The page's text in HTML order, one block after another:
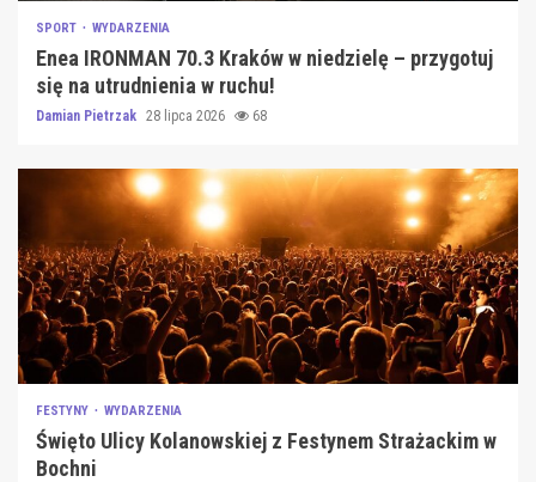
SPORT WYDARZENIA
Enea IRONMAN 70.3 Kraków w niedzielę – przygotuj
się na utrudnienia w ruchu!
Damian Pietrzak 28 lipca 2026 68
FESTYNY WYDARZENIA
Święto Ulicy Kolanowskiej z Festynem Strażackim w
Bochni